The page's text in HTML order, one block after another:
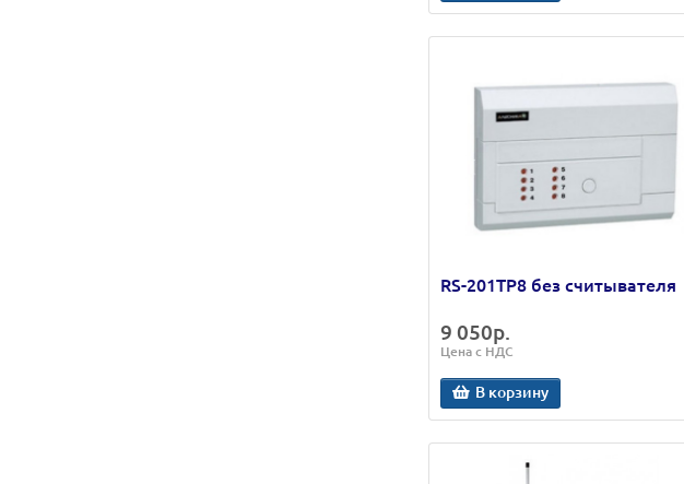
RS-201TP8 без считывателя
9 050р.
Цена с НДС
В корзину